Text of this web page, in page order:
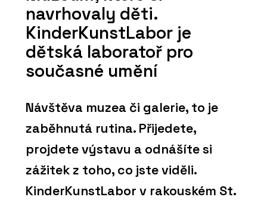
navrhovaly děti.
KinderKunstLabor je
dětská laboratoř pro
současné umění
Návštěva muzea či galerie, to je
zaběhnutá rutina. Přijedete,
projdete výstavu a odnášíte si
zážitek z toho, co jste viděli.
KinderKunstLabor v rakouském St.